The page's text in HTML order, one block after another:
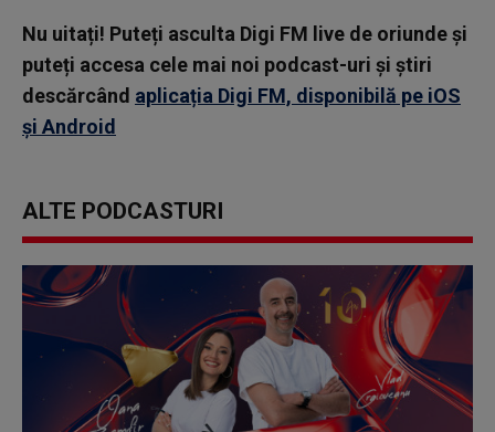
Nu uitați! Puteți asculta Digi FM live de oriunde și
puteți accesa cele mai noi podcast-uri și știri
descărcând aplicația Digi FM, disponibilă pe iOS
și Android
ALTE PODCASTURI